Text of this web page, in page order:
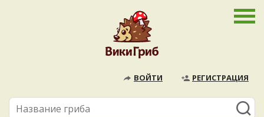
ВОЙТИ РЕГИСТРАЦИЯ